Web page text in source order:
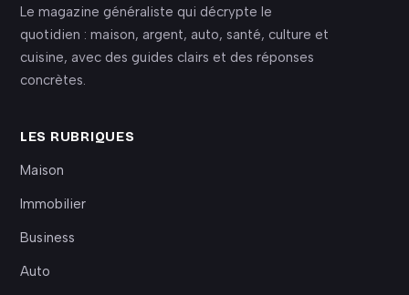
Le magazine généraliste qui décrypte le
quotidien : maison, argent, auto, santé, culture et
cuisine, avec des guides clairs et des réponses
concrètes.
LES RUBRIQUES
Maison
Immobilier
Business
Auto